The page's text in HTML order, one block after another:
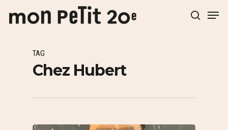
Hit enter to search or ESC to close
TAG
Chez Hubert